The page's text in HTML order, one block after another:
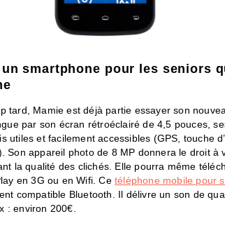
smartphone pour les seniors
tard, Mamie est déjà partie essayer son
par son écran rétroéclairé de 4,5 pouces,
utiles et facilement accessibles (GPS, touche
Son appareil photo de 8 MP donnera le droit à
la qualité des clichés. Elle pourra même
en 3G ou en Wifi. Cetéléphone mobile pour
compatible Bluetooth. Il délivre un son de
: environ 200€.